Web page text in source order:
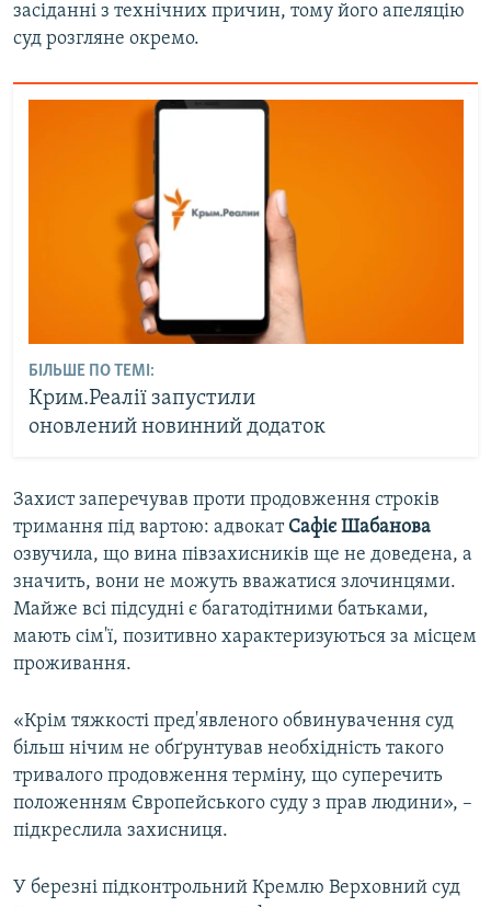
засіданні з технічних причин, тому його апеляцію
суд розгляне окремо.
БІЛЬШЕ ПО ТЕМІ:
Крим.Реалії запустили
оновлений новинний додаток
Захист заперечував проти продовження строків
тримання під вартою: адвокат Сафіє Шабанова
озвучила, що вина півзахисників ще не доведена, а
значить, вони не можуть вважатися злочинцями.
Майже всі підсудні є багатодітними батьками,
мають сім'ї, позитивно характеризуються за місцем
проживання.
«Крім тяжкості пред'явленого обвинувачення суд
більш нічим не обґрунтував необхідність такого
тривалого продовження терміну, що суперечить
положенням Європейського суду з прав людини», –
підкреслила захисниця.
У березні підконтрольний Кремлю Верховний суд